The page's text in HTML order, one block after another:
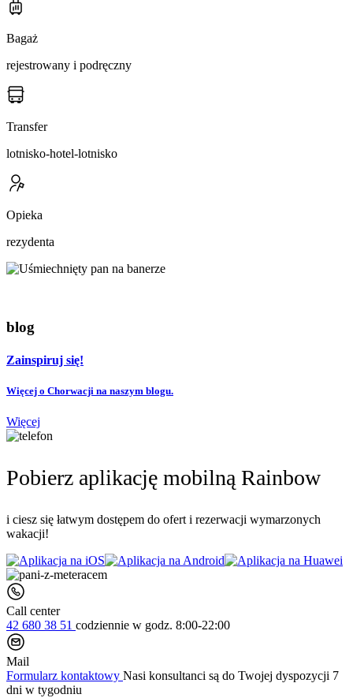
Bagaż
rejestrowany i podręczny
Transfer
lotnisko-hotel-lotnisko
Opieka
rezydenta
blog
Zainspiruj się!
Więcej o Chorwacji na naszym blogu.
Więcej
Pobierz aplikację mobilną Rainbow
i ciesz się łatwym dostępem do ofert i rezerwacji wymarzonych
wakacji!
Call center
42 680 38 51 codziennie w godz. 8:00-22:00
Mail
Formularz kontaktowy Nasi konsultanci są do Twojej dyspozycji 7
dni w tygodniu